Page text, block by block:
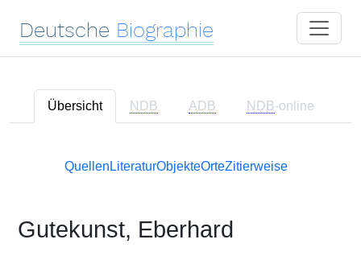
Deutsche Biographie
Übersicht NDB ADB NDB-online
Quellen LiteraturObjekteOrteZitierweise
Gutekunst, Eberhard